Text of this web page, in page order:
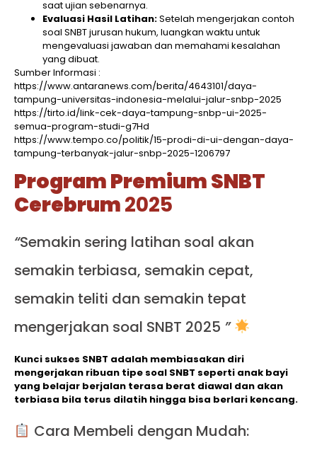
saat ujian sebenarnya.​
Evaluasi Hasil Latihan:Setelah mengerjakan contoh
soal SNBT jurusan hukum, luangkan waktu untuk
mengevaluasi jawaban dan memahami kesalahan
yang dibuat.
Sumber Informasi :
https://www.antaranews.com/berita/4643101/daya-
tampung-universitas-indonesia-melalui-jalur-snbp-2025
https://tirto.id/link-cek-daya-tampung-snbp-ui-2025-
semua-program-studi-g7Hd
https://www.tempo.co/politik/15-prodi-di-ui-dengan-daya-
tampung-terbanyak-jalur-snbp-2025-1206797
Program Premium SNBT
Cerebrum2025
“Semakin sering latihan soal akan
semakin terbiasa, semakin cepat,
semakin teliti dan semakin tepat
mengerjakan soal SNBT 2025 ”
Kunci sukses SNBT adalah membiasakan diri
mengerjakan ribuan tipe soal SNBT seperti anak bayi
yang belajar berjalan terasa berat diawal dan akan
terbiasa bila terus dilatih hingga bisa berlari kencang.
Cara Membeli dengan Mudah: